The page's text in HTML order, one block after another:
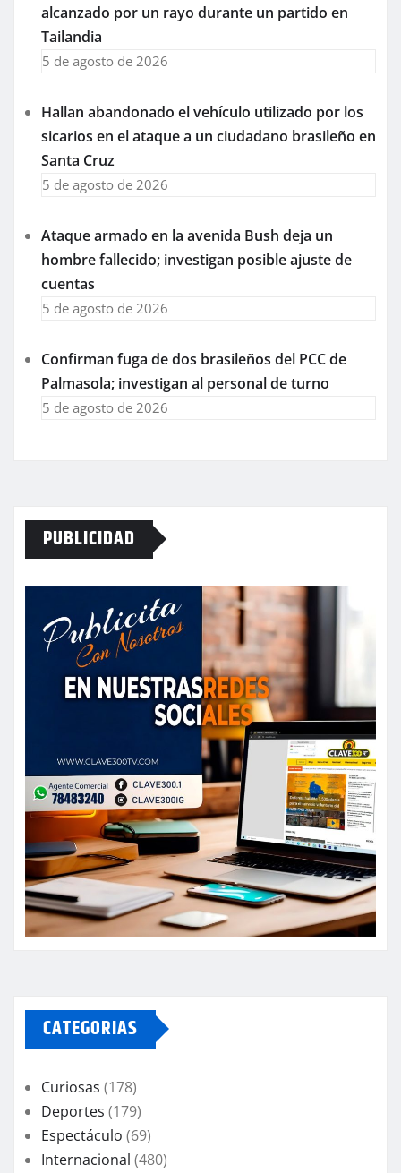
alcanzado por un rayo durante un partido en
Tailandia
5 de agosto de 2026
Hallan abandonado el vehículo utilizado por los
sicarios en el ataque a un ciudadano brasileño en
Santa Cruz
5 de agosto de 2026
Ataque armado en la avenida Bush deja un
hombre fallecido; investigan posible ajuste de
cuentas
5 de agosto de 2026
Confirman fuga de dos brasileños del PCC de
Palmasola; investigan al personal de turno
5 de agosto de 2026
PUBLICIDAD
CATEGORIAS
Curiosas (178)
Deportes (179)
Espectáculo (69)
Internacional (480)